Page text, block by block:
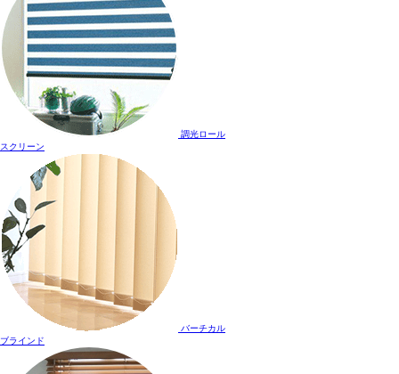
調光ロール
スクリーン
バーチカル
ブラインド